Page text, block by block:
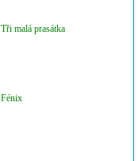
Tři malá prasátka
Fénix